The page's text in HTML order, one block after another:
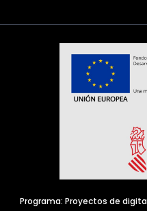
Programa: Proyectos de